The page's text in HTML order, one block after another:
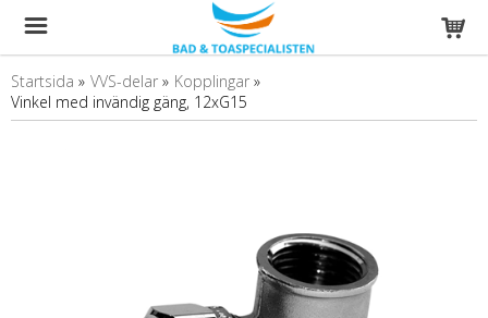
Startsida » VVS-delar » Kopplingar »
Vinkel med invändig gäng, 12xG15